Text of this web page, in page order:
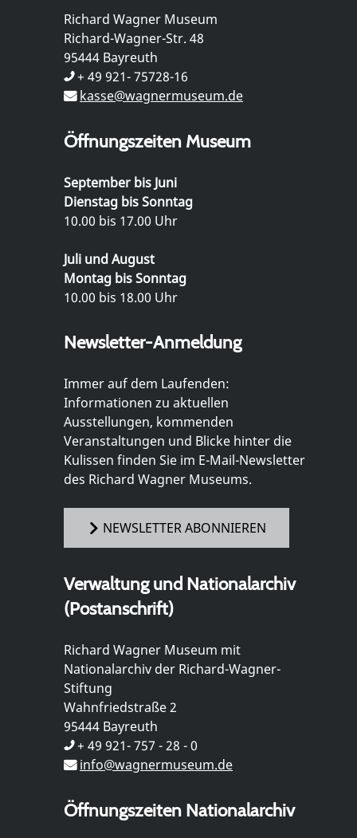
Richard Wagner Museum
Richard-Wagner-Str. 48
95444 Bayreuth
+ 49 921- 75728-16
kasse@wagnermuseum.de
Öffnungszeiten Museum
September bis Juni
Dienstag bis Sonntag
10.00 bis 17.00 Uhr
Juli und August
Montag bis Sonntag
10.00 bis 18.00 Uhr
Newsletter-Anmeldung
Immer auf dem Laufenden:
Informationen zu aktuellen
Ausstellungen, kommenden
Veranstaltungen und Blicke hinter die
Kulissen finden Sie im E-Mail-Newsletter
des Richard Wagner Museums.
NEWSLETTER ABONNIEREN
Verwaltung und Nationalarchiv
(Postanschrift)
Richard Wagner Museum mit
Nationalarchiv der Richard-Wagner-
Stiftung
Wahnfriedstraße 2
95444 Bayreuth
+ 49 921- 757 - 28 - 0
info@wagnermuseum.de
Öffnungszeiten Nationalarchiv